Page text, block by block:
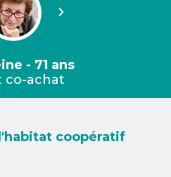
Suivant
- 71 ans
co-achat
coopératif